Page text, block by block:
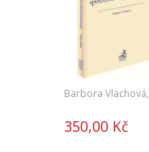
Barbora Vlachová,
350,00 Kč